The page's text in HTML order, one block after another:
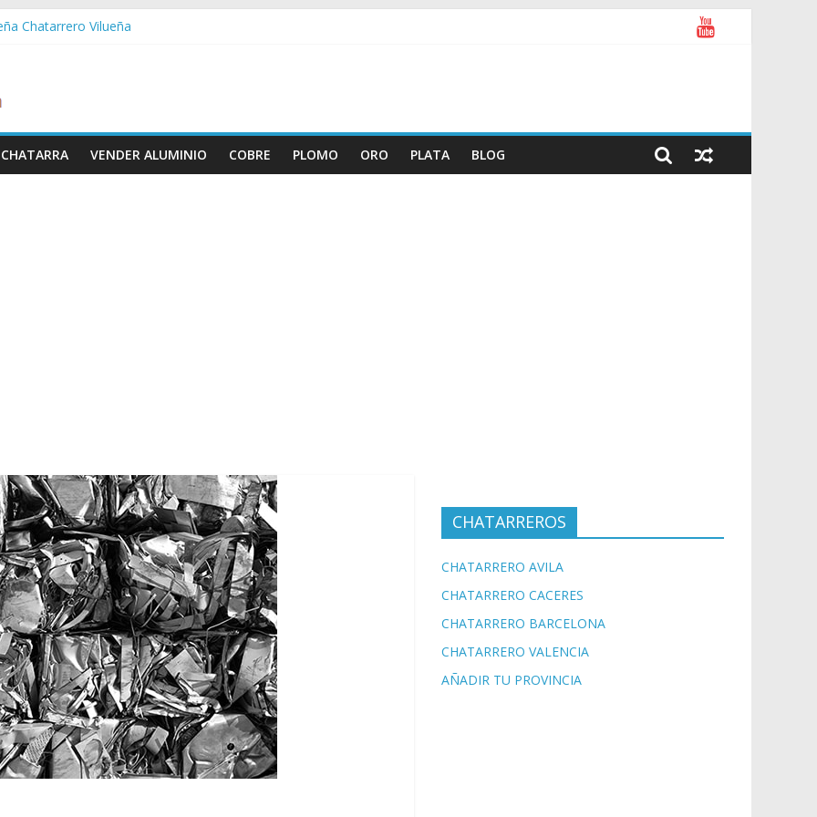
Chatarrero Vilueña
Chatarrero Zaida
Chatarrero Vistabella
VENDER ALUMINIO COBRE PLOMO ORO PLATA BLOG
CHATARREROS
CHATARRERO AVILA
CHATARRERO CACERES
CHATARRERO BARCELONA
CHATARRERO VALENCIA
AÑADIR TU PROVINCIA